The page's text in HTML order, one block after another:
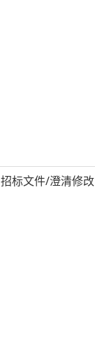
招标文件/澄清修改